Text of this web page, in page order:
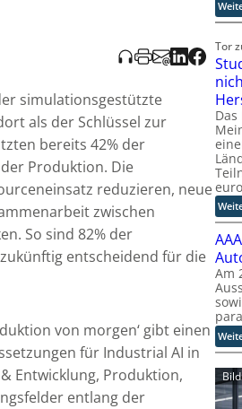
simulationsgestützte
als der Schlüssel zur
bereits 42% der
Produktion. Die
reduzieren, neue
zwischen
So sind 82% der
entscheidend für die
von morgen‘ gibt einen
für Industrial AI in
Entwicklung, Produktion,
entlang der
Tor
Am